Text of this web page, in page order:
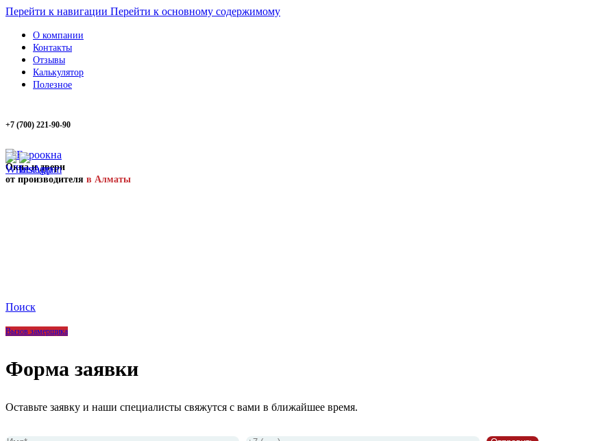
Перейти к навигации Перейти к основному содержимому
О компании
Контакты
Отзывы
Калькулятор
Полезное
+7 (700) 221-90-90
Окна и двери
от производителя в Алматы
Поиск
Вызов замерщика
Форма заявки
Оставьте заявку и наши специалисты свяжутся с вами в ближайшее время.